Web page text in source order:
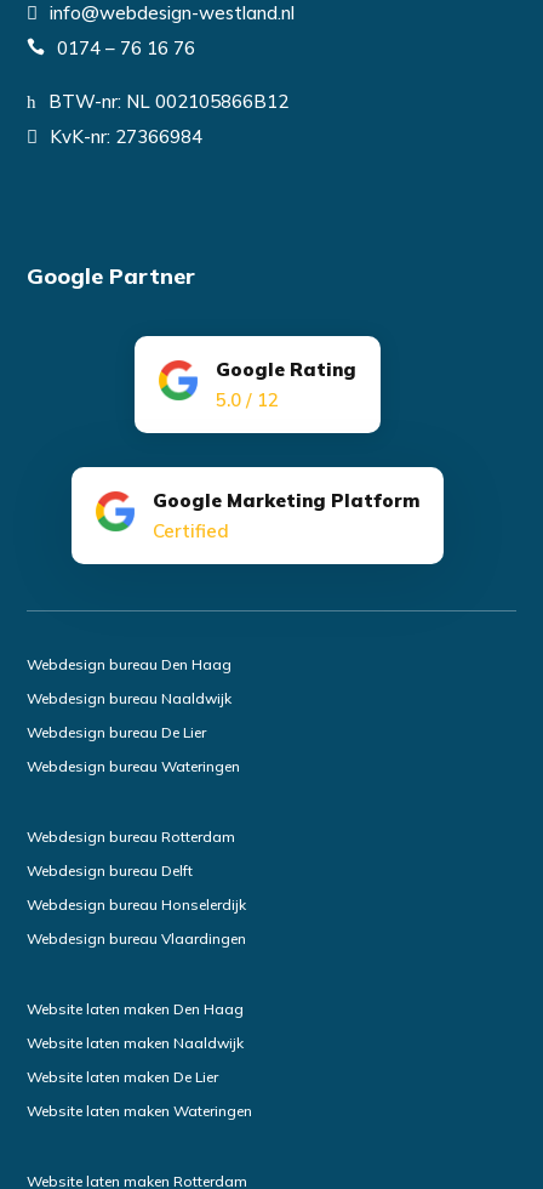
info@webdesign-westland.nl
0174 – 76 16 76
BTW-nr: NL 002105866B12
KvK-nr: 27366984
Google Partner
Google Rating
5.0 / 12
Google Marketing Platform
Certified
Webdesign bureau Den Haag
Webdesign bureau Naaldwijk
Webdesign bureau De Lier
Webdesign bureau Wateringen
Webdesign bureau Rotterdam
Webdesign bureau Delft
Webdesign bureau Honselerdijk
Webdesign bureau Vlaardingen
Website laten maken Den Haag
Website laten maken Naaldwijk
Website laten maken De Lier
Website laten maken Wateringen
Website laten maken Rotterdam